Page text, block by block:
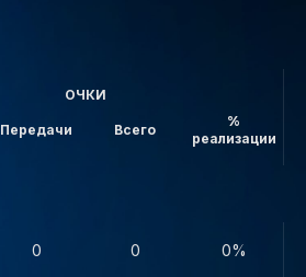
ОЧКИ
Передачи Всего
%
реализации
0 0 0%